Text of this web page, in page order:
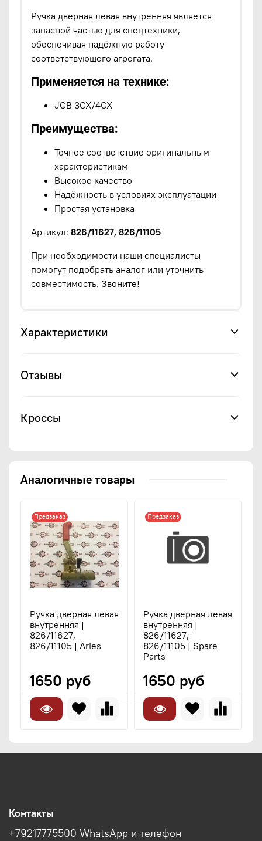
Ручка дверная левая внутренняя является
запасной частью для спецтехники,
обеспечивая надёжную работу
соответствующего агрегата.
Применяется на технике:
JCB 3CX/4CX
Преимущества:
Точное соответствие оригинальным
характеристикам
Высокое качество
Надёжность в условиях эксплуатации
Простая установка
Артикул: 826/11627, 826/11105
При необходимости наши специалисты
помогут подобрать аналог или уточнить
совместимость. Звоните!
Характеристики
Отзывы
Кроссы
Аналогичные товары
Предзаказ
Ручка дверная левая
внутренняя |
826/11627,
826/11105 | Aries
1650 руб
Предзаказ
Ручка дверная левая
внутренняя |
826/11627,
826/11105 | Spare
Parts
1650 руб
Контакты
+79217775500 WhatsApp и телефон